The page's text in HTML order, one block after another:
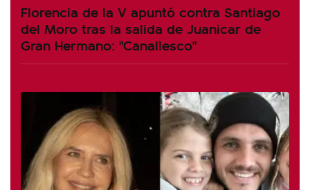
Florencia de la V apuntó contra Santiago
del Moro tras la salida de Juanicar de
Gran Hermano: "Canallesco"